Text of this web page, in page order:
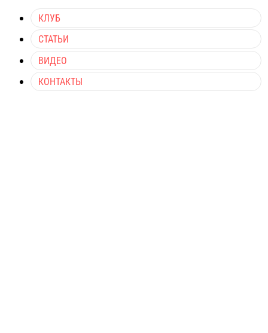
КЛУБ
СТАТЬИ
ВИДЕО
КОНТАКТЫ